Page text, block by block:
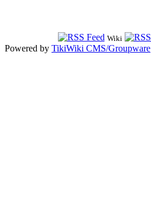
Wiki
Powered by TikiWiki CMS/Groupware